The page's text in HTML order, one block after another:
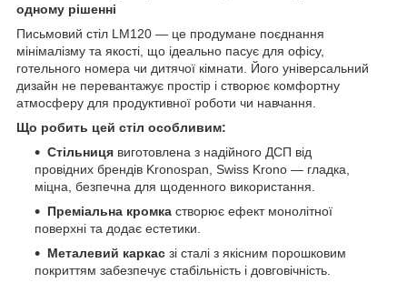
одному рішенні
Письмовий стіл LM120 — це продумане поєднання
мінімалізму та якості, що ідеально пасує для офісу,
готельного номера чи дитячої кімнати. Його універсальний
дизайн не перевантажує простір і створює комфортну
атмосферу для продуктивної роботи чи навчання.
Що робить цей стіл особливим:
Стільниця виготовлена з надійного ДСП від
провідних брендів Kronospan, Swiss Krono — гладка,
міцна, безпечна для щоденного використання.
Преміальна кромка створює ефект монолітної
поверхні та додає естетики.
Металевий каркас зі сталі з якісним порошковим
покриттям забезпечує стабільність і довговічність.